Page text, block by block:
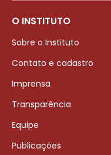
O INSTITUTO
Sobre o Instituto
Contato e cadastro
Imprensa
Transparência
Equipe
Publicações